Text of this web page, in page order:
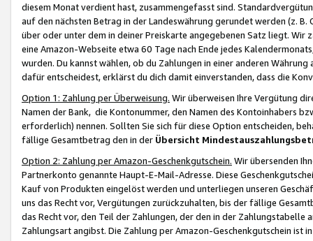
diesem Monat verdient hast, zusammengefasst sind.
auf den nächsten Betrag in der Landeswährung gerundet werden (z.
über oder unter dem in deiner Preiskarte angegebenen Satz liegt.
eine Amazon-Webseite etwa 60 Tage nach Ende jedes
wurden. Du kannst wählen, ob du Zahlungen in einer anderen
dafür entscheidest, erklärst du dich damit einverstanden, dass die
Option 1: Zahlung per Überweisung. Wir überweisen Ihre Vergütung
Namen der Bank, die Kontonummer, den Namen des Kontoinhabers
erforderlich) nennen. Sollten Sie sich für diese Option entscheiden,
fällige Gesamtbetrag den in der Übersicht
Option 2: Zahlung per Amazon-Geschenkgutschein. Wir übersenden
Partnerkonto genannte Haupt-E-Mail-Adresse. Diese
Kauf von Produkten eingelöst werden und unterliegen unseren
uns das Recht vor, Vergütungen zurückzuhalten, bis der fällige
das Recht vor, den Teil der Zahlungen, der den in der
Zahlungsart angibst. Die Zahlung per Amazon-Geschenkgutschein ist